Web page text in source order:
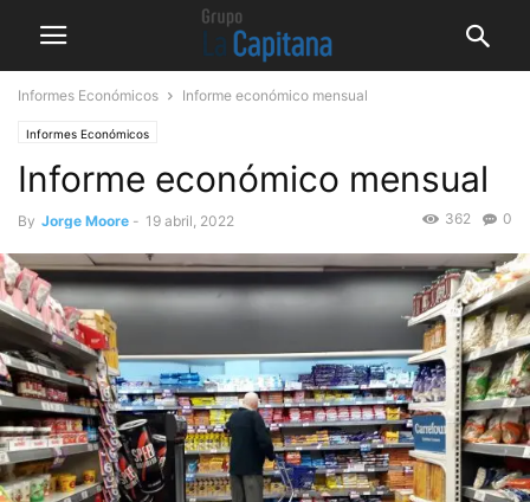
Informes Económicos Informe económico mensual
Informes Económicos
Informe económico mensual
By Jorge Moore - 19 abril, 2022 0
362